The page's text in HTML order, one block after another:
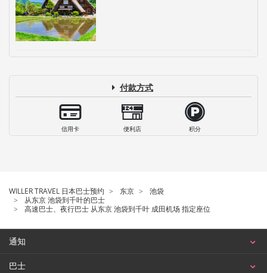
付款方式
信用卡 便利店 积分
WILLER TRAVEL 日本巴士预约 东京
池袋
从东京 池袋到千叶的巴士
高速巴士、夜行巴士 从东京 池袋到千叶 成田机场 指定座位
通知
巴士